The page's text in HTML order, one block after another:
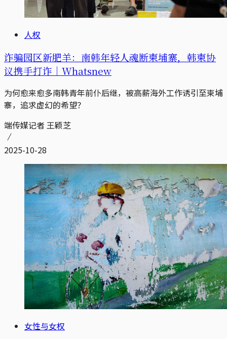
人权
诈骗园区新肥羊：南韩年轻人魂断柬埔寨，韩柬协
议携手打诈｜Whatsnew
为何愈来愈多南韩青年前仆后继，被高薪海外工作诱引至柬埔
寨，追求虚幻的希望？
端传媒记者 王颖芝
2025-10-28
女性与女权